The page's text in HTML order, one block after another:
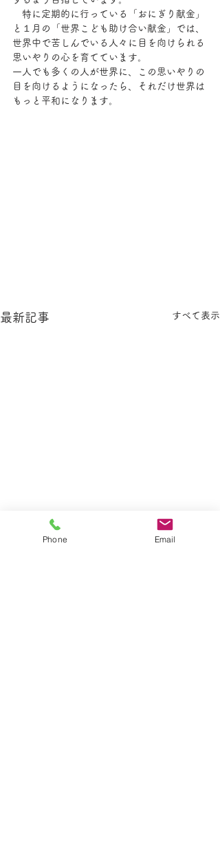
特に定期的に行っている「おにぎり献金」
と１月の「世界こども助け合い献金」では、
世界中で苦しんでいる人々に目を向けられる
思いやりの心を育てています。
一人でも多くの人が世界に、この思いやりの
目を向けるようになったら、それだけ世界は
もっと平和になります。
最新記事 すべて表示
Phone Email